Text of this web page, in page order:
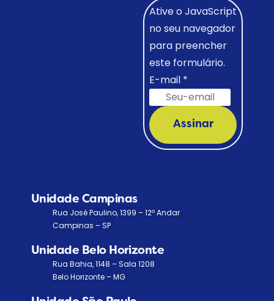
Ative o JavaScript
no seu navegador
para preencher
este formulário.
E-mail *
Assinar
Unidade Campinas
Rua José Paulino, 1399 – 12º Andar
Campinas – SP
Unidade Belo Horizonte
Rua Bahia, 1148 – Sala 1208
Belo Horizonte – MG